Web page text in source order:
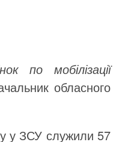
по мобілізації
обласного
у ЗСУ служили 57